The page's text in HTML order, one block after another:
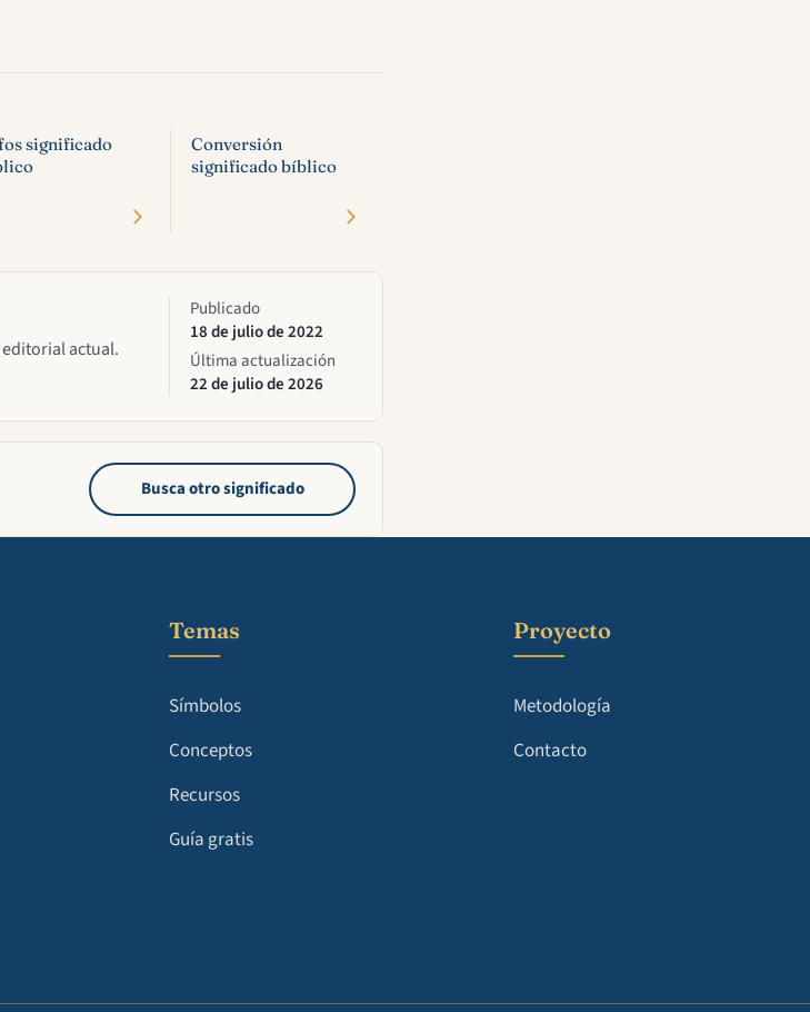
significado
Conversión
significado bíblico
actual.
Publicado
18 de julio de 2022
Última actualización
22 de julio de 2026
Busca otro significado
Temas
Símbolos
Conceptos
Recursos
Guía gratis
Proyecto
Metodología
Contacto